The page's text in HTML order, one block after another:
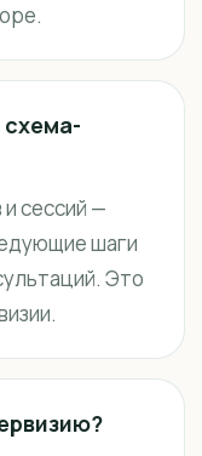
схема-
сессий —
шаги
Это